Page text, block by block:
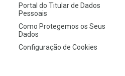
Portal do Titular de Dados
Pessoais
Como Protegemos os Seus
Dados
Configuração de Cookies